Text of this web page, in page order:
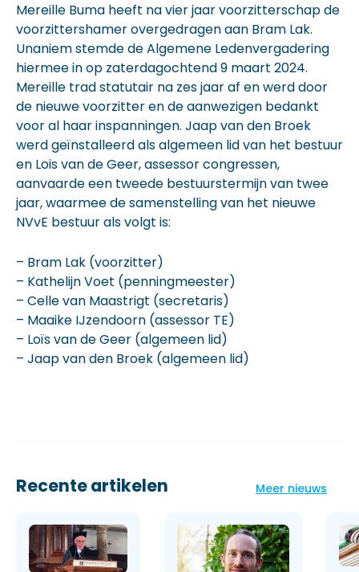
Mereille Buma heeft na vier jaar voorzitterschap de
voorzittershamer overgedragen aan Bram Lak.
Unaniem stemde de Algemene Ledenvergadering
hiermee in op zaterdagochtend 9 maart 2024.
Mereille trad statutair na zes jaar af en werd door
de nieuwe voorzitter en de aanwezigen bedankt
voor al haar inspanningen. Jaap van den Broek
werd geïnstalleerd als algemeen lid van het bestuur
en Lois van de Geer, assessor congressen,
aanvaarde een tweede bestuurstermijn van twee
jaar, waarmee de samenstelling van het nieuwe
NVvE bestuur als volgt is:
– Bram Lak (voorzitter)
– Kathelijn Voet (penningmeester)
– Celle van Maastrigt (secretaris)
– Maaike IJzendoorn (assessor TE)
– Loïs van de Geer (algemeen lid)
– Jaap van den Broek (algemeen lid)
Recente artikelen Meer nieuws